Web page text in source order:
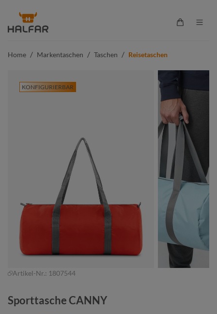
springen
Home / Markentaschen / Taschen / Reisetaschen
KONFIGURIERBAR
Artikel-Nr.: 1807544
Sporttasche CANNY